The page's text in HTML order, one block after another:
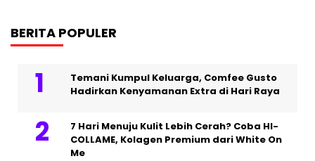
BERITA POPULER
Temani Kumpul Keluarga, Comfee Gusto
Hadirkan Kenyamanan Extra di Hari Raya
7 Hari Menuju Kulit Lebih Cerah? Coba HI-
COLLAME, Kolagen Premium dari White On
Me